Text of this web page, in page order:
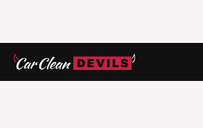
Zum
Inhalt